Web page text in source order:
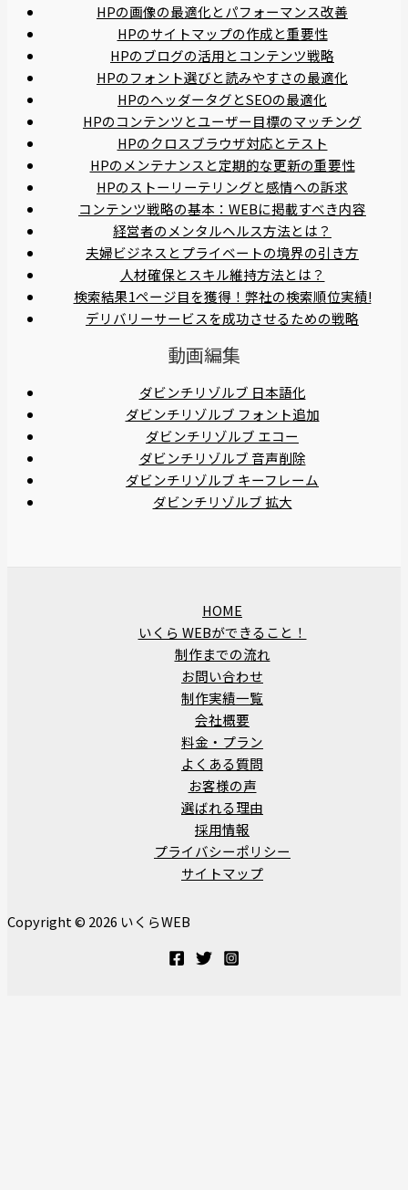
HPの画像の最適化とパフォーマンス改善
HPのサイトマップの作成と重要性
HPのブログの活用とコンテンツ戦略
HPのフォント選びと読みやすさの最適化
HPのヘッダータグとSEOの最適化
HPのコンテンツとユーザー目標のマッチング
HPのクロスブラウザ対応とテスト
HPのメンテナンスと定期的な更新の重要性
HPのストーリーテリングと感情への訴求
コンテンツ戦略の基本：WEBに掲載すべき内容
経営者のメンタルヘルス方法とは？
夫婦ビジネスとプライベートの境界の引き方
人材確保とスキル維持方法とは？
検索結果1ページ目を獲得！弊社の検索順位実績!
デリバリーサービスを成功させるための戦略
動画編集
ダビンチリゾルブ 日本語化
ダビンチリゾルブ フォント追加
ダビンチリゾルブ エコー
ダビンチリゾルブ 音声削除
ダビンチリゾルブ キーフレーム
ダビンチリゾルブ 拡大
HOME
いくら WEBができること！
制作までの流れ
お問い合わせ
制作実績一覧
会社概要
料金・プラン
よくある質問
お客様の声
選ばれる理由
採用情報
プライバシーポリシー
サイトマップ
Copyright © 2026 いくらWEB